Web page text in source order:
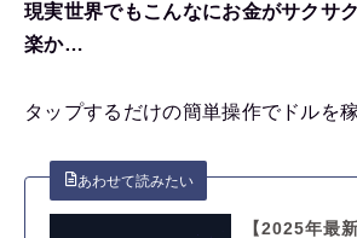
現実世界でもこんなにお金がサクサ
楽か…
タップするだけの簡単操作でドルを稼
【2025年最